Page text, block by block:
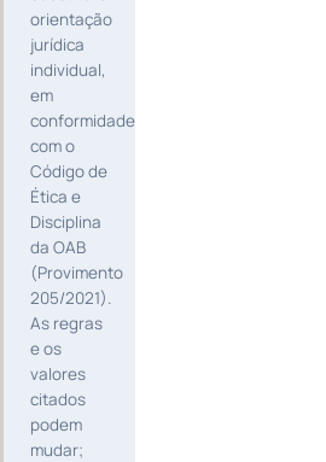
orientação
jurídica
individual,
em
conformidade
com o
Código de
Ética e
Disciplina
da OAB
(Provimento
205/2021).
As regras
e os
valores
citados
podem
mudar;